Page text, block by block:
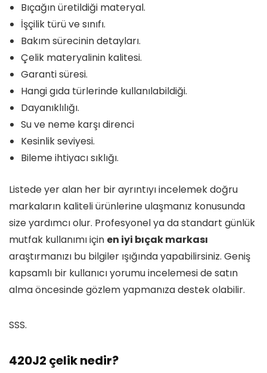
Bıçağın üretildiği materyal.
İşçilik türü ve sınıfı.
Bakım sürecinin detayları.
Çelik materyalinin kalitesi.
Garanti süresi.
Hangi gıda türlerinde kullanılabildiği.
Dayanıklılığı.
Su ve neme karşı direnci
Kesinlik seviyesi.
Bileme ihtiyacı sıklığı.
Listede yer alan her bir ayrıntıyı incelemek doğru
markaların kaliteli ürünlerine ulaşmanız konusunda
size yardımcı olur. Profesyonel ya da standart günlük
mutfak kullanımı için en iyi bıçak markası
araştırmanızı bu bilgiler ışığında yapabilirsiniz. Geniş
kapsamlı bir kullanıcı yorumu incelemesi de satın
alma öncesinde gözlem yapmanıza destek olabilir.
SSS.
420J2 çelik nedir?